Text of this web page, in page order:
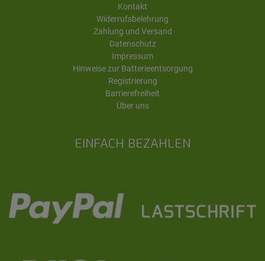
EINFACH BEZAHLEN
Kontakt
Widerrufsbelehrung
Zahlung und Versand
Datenschutz
Impressum
Hinweise zur Batterieentsorgung
Registrierung
Barrierefreiheit
Über uns